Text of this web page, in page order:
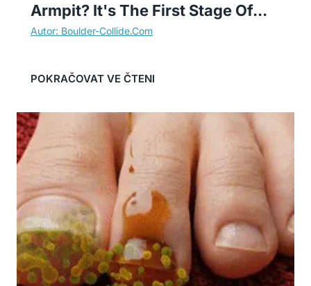
Armpit? It's The First Stage Of...